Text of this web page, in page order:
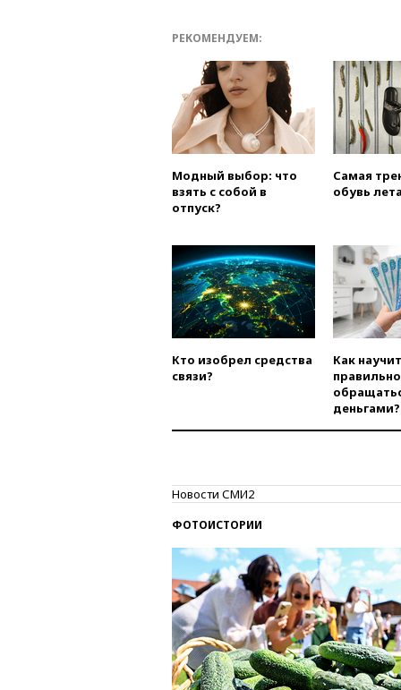
РЕКОМЕНДУЕМ:
Модный выбор: что
взять с собой в
отпуск?
Самая
обувь
Кто изобрел средства
связи?
Как
правильно
деньгами?
Новости СМИ2
ФОТОИСТОРИИ